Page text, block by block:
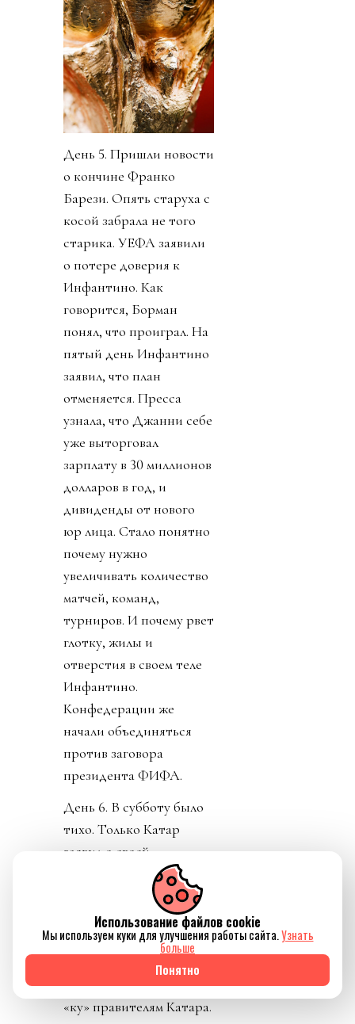
День 5. Пришли новости
о кончине Франко
Барези. Опять старуха с
косой забрала не того
старика. УЕФА заявили
о потере доверия к
Инфантино. Как
говорится, Борман
понял, что проиграл. На
пятый день Инфантино
заявил, что план
отменяется. Пресса
узнала, что Джанни себе
уже выторговал
зарплату в 30 миллионов
долларов в год, и
дивиденды от нового
юр лица. Стало понятно
почему нужно
увеличивать количество
матчей, команд,
турниров. И почему рвет
глотку, жилы и
отверстия в своем теле
Инфантино.
Конфедерации же
начали объединяться
против заговора
президента ФИФА.
День 6. В субботу было
тихо. Только Катар
заявил о своей
поддержке Инфантино.
Напомню, шеф ФИФА и
чемпионат у них провел,
и на их джете летал по
всему свету, и лично
регулярно летал делать
«ку» правителям Катара.
Использование файлов cookie
Мы используем куки для улучшения работы сайта.Узнать
больше
Понятно